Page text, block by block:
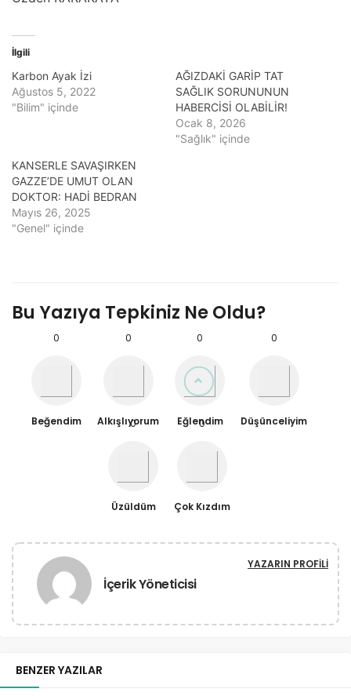
İlgili
Karbon Ayak İzi
Ağustos 5, 2022
"Bilim" içinde
AĞIZDAKİ GARİP TAT
SAĞLIK SORUNUNUN
HABERCİSİ OLABİLİR!
Ocak 8, 2026
"Sağlık" içinde
KANSERLE SAVAŞIRKEN
GAZZE’DE UMUT OLAN
DOKTOR: HADİ BEDRAN
Mayıs 26, 2025
"Genel" içinde
Bu Yazıya Tepkiniz Ne Oldu?
0
Beğendim
0
Alkışlıyorum
0
Eğlendim
0
Düşünceliyim
0
Üzüldüm
0
Çok Kızdım
İçerik Yöneticisi
YAZARIN PROFILI
BENZER YAZILAR